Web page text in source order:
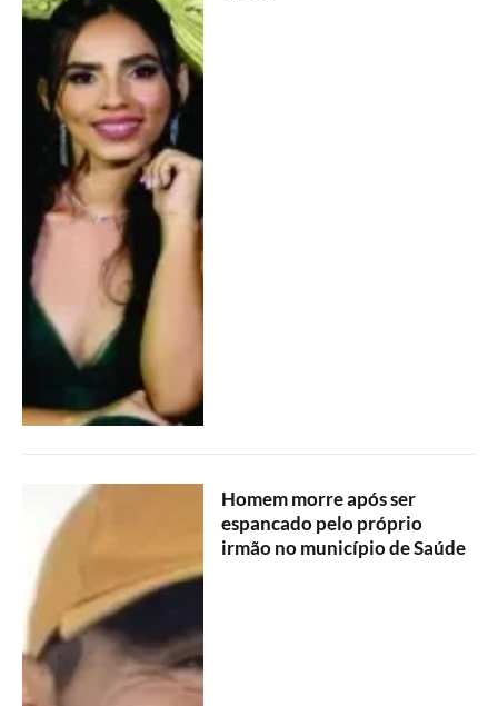
Homem morre após ser
espancado pelo próprio
irmão no município de Saúde